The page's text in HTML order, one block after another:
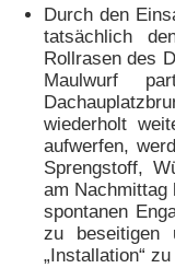
Durch den
tatsächlich
Rollrasen des
Maulwurf
wiederholt
aufwerfen,
Sprengstoff,
am Nachmittag
spontanen
zu beseitigen
„Installation“